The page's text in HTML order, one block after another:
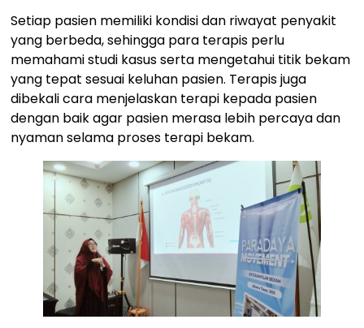
Setiap pasien memiliki kondisi dan riwayat penyakit
yang berbeda, sehingga para terapis perlu
memahami studi kasus serta mengetahui titik bekam
yang tepat sesuai keluhan pasien. Terapis juga
dibekali cara menjelaskan terapi kepada pasien
dengan baik agar pasien merasa lebih percaya dan
nyaman selama proses terapi bekam.